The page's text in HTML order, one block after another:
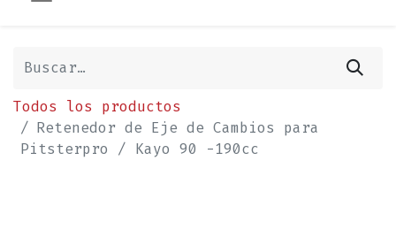
Todos los productos
Retenedor de Eje de Cambios para
Pitsterpro / Kayo 90 -190cc